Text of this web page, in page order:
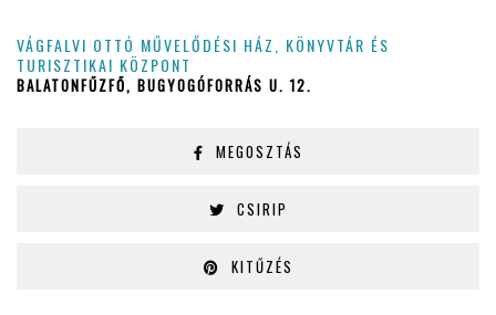
VÁGFALVI OTTÓ MŰVELŐDÉSI HÁZ, KÖNYVTÁR ÉS
TURISZTIKAI KÖZPONT
BALATONFŰZFŐ, BUGYOGÓFORRÁS U. 12.
MEGOSZTÁS
CSIRIP
KITŰZÉS